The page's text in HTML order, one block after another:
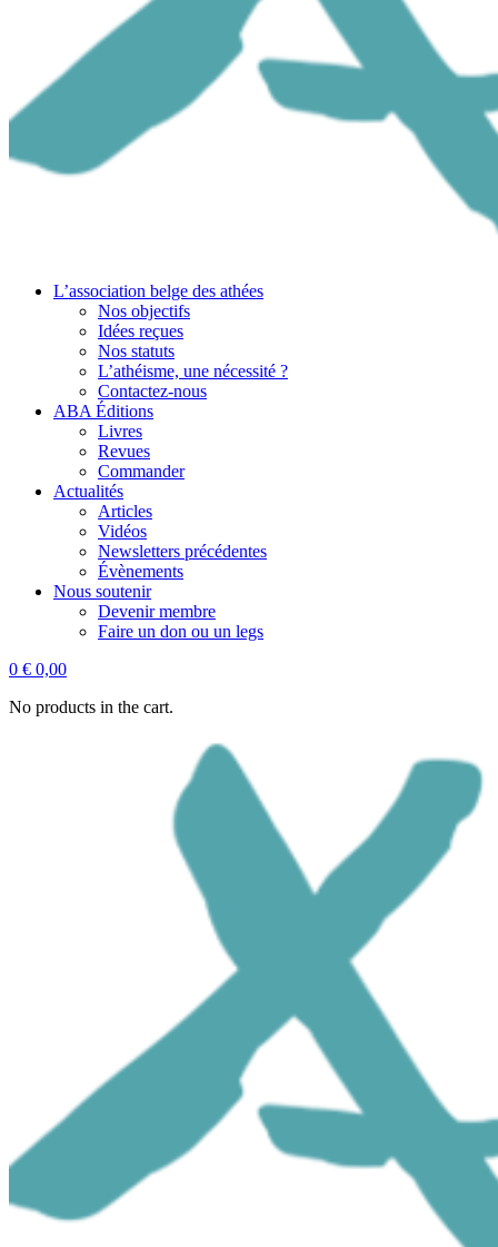
L’association belge des athées
Nos objectifs
Idées reçues
Nos statuts
L’athéisme, une nécessité ?
Contactez-nous
ABA Éditions
Livres
Revues
Commander
Actualités
Articles
Vidéos
Newsletters précédentes
Évènements
Nous soutenir
Devenir membre
Faire un don ou un legs
0 € 0,00
No products in the cart.